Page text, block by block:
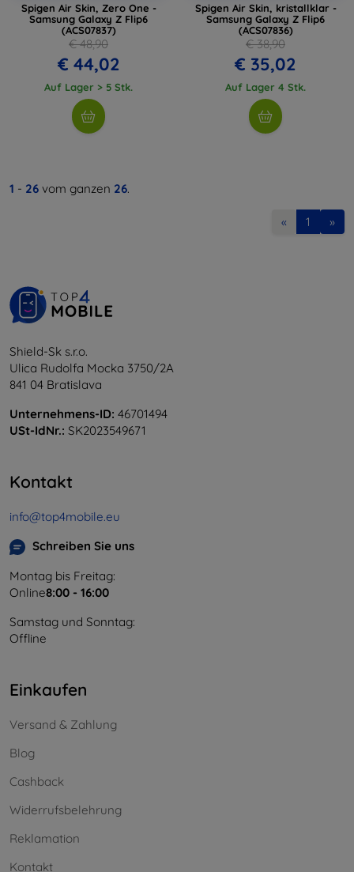
Spigen Air Skin, Zero One -
Samsung Galaxy Z Flip6
(ACS07837)
€ 48,90
€ 44,02
Auf Lager > 5 Stk.
Spigen Air Skin, kristallklar -
Samsung Galaxy Z Flip6
(ACS07836)
€ 38,90
€ 35,02
Auf Lager 4 Stk.
1 - 26 vom ganzen 26.
« 1 »
Shield-Sk s.r.o.
Ulica Rudolfa Mocka 3750/2A
841 04 Bratislava
Unternehmens-ID: 46701494
USt-IdNr.: SK2023549671
Kontakt
info@top4mobile.eu
Schreiben Sie uns
Montag bis Freitag:
Online8:00 - 16:00
Samstag und Sonntag:
Offline
Einkaufen
Versand & Zahlung
Blog
Cashback
Widerrufsbelehrung
Reklamation
Kontakt